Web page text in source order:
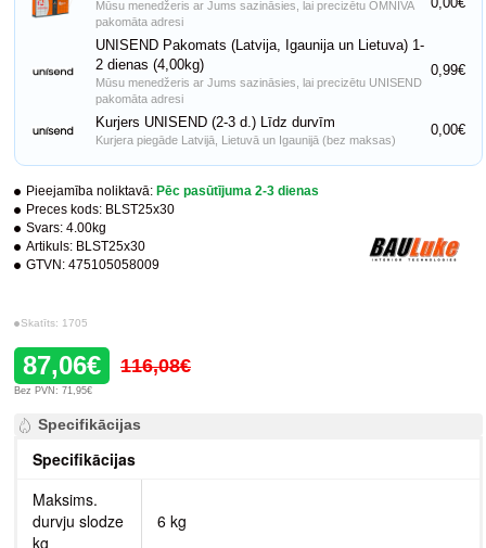
Pieejamība noliktavā: Pēc pasūtījuma 2-3 dienas
Preces kods: BLST25x30
Svars: 4.00kg
Artikuls: BLST25x30
GTVN: 475105058009
Skatīts: 1705
87,06€ 116,08€
Bez PVN: 71,95€
Mūsu menedžeris ar Jums sazināsies, lai precizētu OMNIVA
pakomāta adresi
UNISEND Pakomats (Latvija, Igaunija un Lietuva) 1-
2 dienas (4,00kg)
Mūsu menedžeris ar Jums sazināsies, lai precizētu UNISEND
pakomāta adresi
0,99€
Kurjers UNISEND (2-3 d.) Līdz durvīm
Kurjera piegāde Latvijā, Lietuvā un Igaunijā (bez maksas)
0,00€
Specifikācijas
Specifikācijas
Maksims.
durvju slodze
kg
6 kg